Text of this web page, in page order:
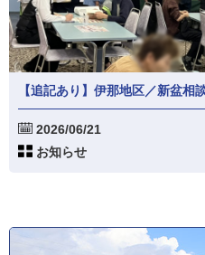
【追記あり】伊那地区／新盆相
2026/06/21
お知らせ